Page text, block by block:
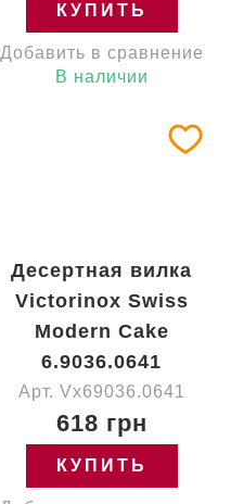
КУПИТЬ
Добавить в сравнение
В наличии
Десертная вилка
Victorinox Swiss
Modern Cake
6.9036.0641
Арт. Vx69036.0641
618 грн
КУПИТЬ